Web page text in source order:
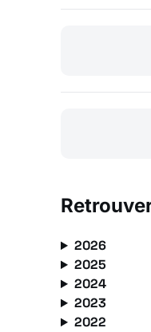
2026
2025
2024
2023
2022